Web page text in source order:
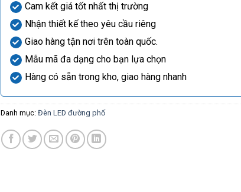
Cam kết giá tốt nhất thị trường
Nhận thiết kế theo yêu cầu riêng
Giao hàng tận nơi trên toàn quốc.
Mẫu mã đa dạng cho bạn lựa chọn
Hàng có sẵn trong kho, giao hàng nhanh
Danh mục: Đèn LED đường phố